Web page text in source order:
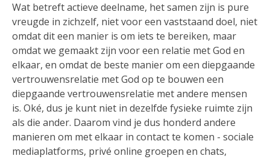
Wat betreft actieve deelname, het samen zijn is pure
vreugde in zichzelf, niet voor een vaststaand doel, niet
omdat dit een manier is om iets te bereiken, maar
omdat we gemaakt zijn voor een relatie met God en
elkaar, en omdat de beste manier om een ​​diepgaande
vertrouwensrelatie met God op te bouwen een
diepgaande vertrouwensrelatie met andere mensen
is. Oké, dus je kunt niet in dezelfde fysieke ruimte zijn
als die ander. Daarom vind je dus honderd andere
manieren om met elkaar in contact te komen - sociale
mediaplatforms, privé online groepen en chats,